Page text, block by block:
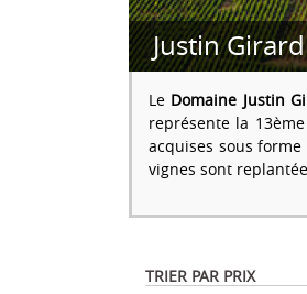
Justin
Le Domaine Justin
représente la
acquises sous
vignes sont
TRIER PAR PRIX